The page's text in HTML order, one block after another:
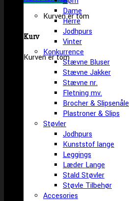
Kurven er tom
Kurv
Kurven er tom
Dame
Herre
Jodhpurs
Vinter
Konkurrence
Stævne Bluser
Stævne Jakker
Stævne nr.
Fletning mv.
Brocher & Slipsenåle
Plastroner & Slips
Støvler
Jodhpurs
Kunststof lange
Leggings
Læder Lange
Stald Støvler
Støvle Tilbehør
Accesories